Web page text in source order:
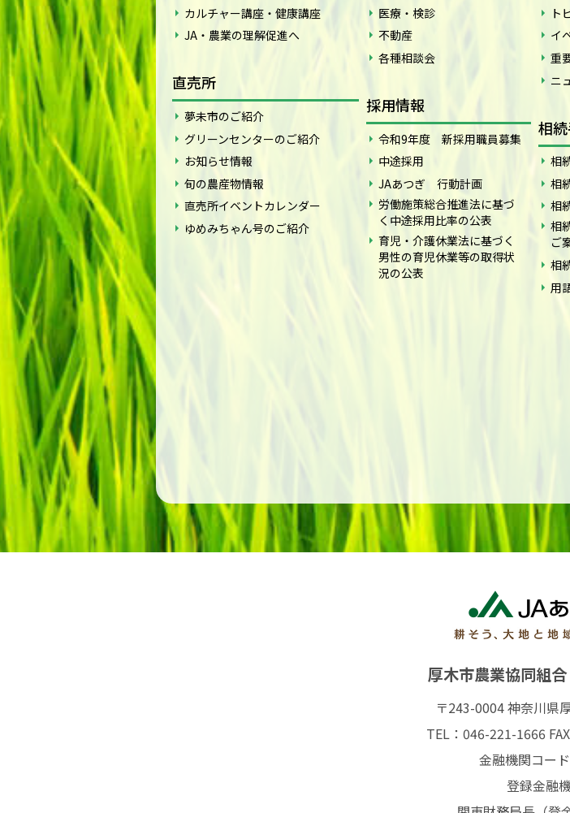
カルチャー講座・健康講座
JA・農業の理解促進へ
直売所
夢未市のご紹介
グリーンセンターのご紹介
お知らせ情報
旬の農産物情報
直売所イベントカレンダー
ゆめみちゃん号のご紹介
医療・検診
不動産
各種相談会
採用情報
令和9年度 新採用職員募集
中途採用
JAあつぎ 行動計画
労働施策総合推進法に基づ
く中途採用比率の公表
育児・介護休業法に基づく
男性の育児休業等の取得状
況の公表
ト
イ
重
ニ
相
相
相
相
相
ご
相
用
厚木市農業協同組合
〒243-0004 神奈川県
TEL：046-221-1666
金融機関コー
登録金融